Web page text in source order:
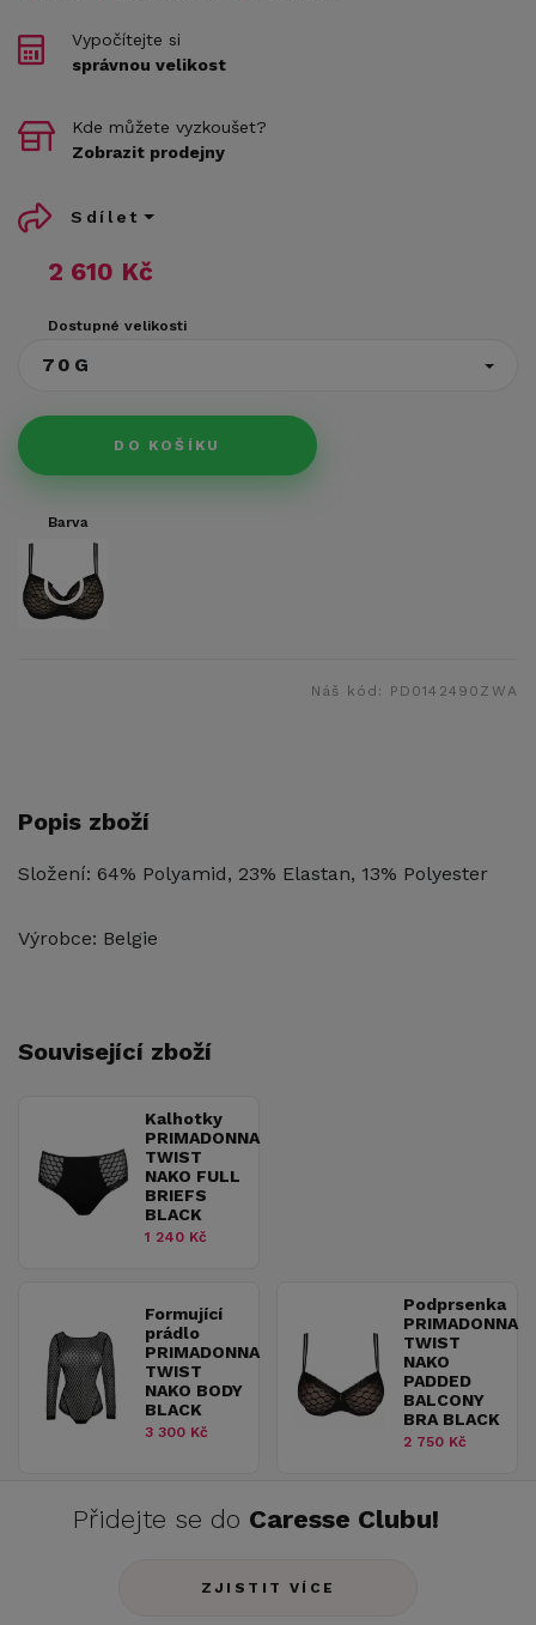
2 610 Kč
Dostupné velikosti
70G
DO KOŠÍKU
Vypočítejte si
správnou velikost
Kde můžete vyzkoušet?
Zobrazit prodejny
Sdílet
Barva
Náš kód: PD0142490ZWA
Popis zboží
Složení: 64% Polyamid, 23% Elastan, 13% Polyester
Výrobce: Belgie
Související zboží
Kalhotky
PRIMADONNA
TWIST
NAKO FULL
BRIEFS
BLACK
1 240 Kč
Formující
prádlo
PRIMADONNA
TWIST
NAKO BODY
BLACK
3 300 Kč
Podprsenka
PRIMADONNA
TWIST
NAKO
PADDED
BALCONY
BRA BLACK
2 750 Kč
Přidejte se do Caresse Clubu!
ZJISTIT VÍCE